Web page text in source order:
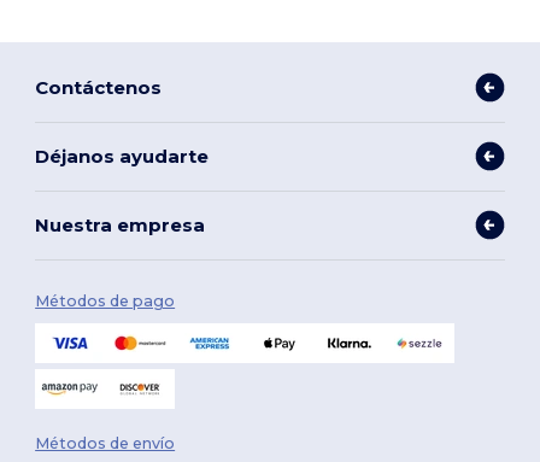
Contáctenos
Déjanos ayudarte
Nuestra empresa
Métodos de pago
Métodos de envío